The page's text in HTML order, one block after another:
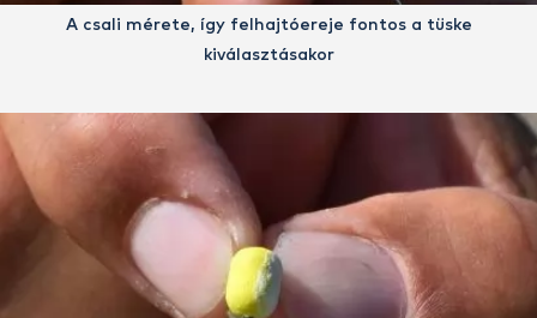
A csali mérete, így felhajtóereje fontos a tüske
kiválasztásakor